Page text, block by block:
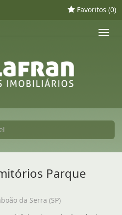
Favoritos (0)
Parque
da Serra (SP)